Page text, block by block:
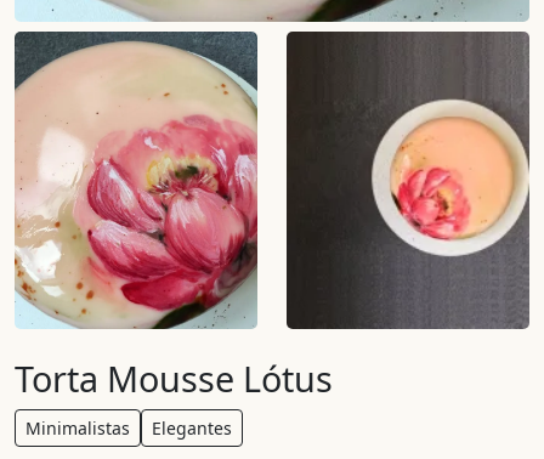
Torta Mousse Lótus
Minimalistas Elegantes